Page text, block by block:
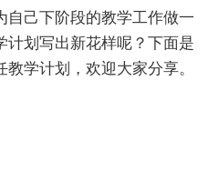
自己下阶段的教学工作做一
计划写出新花样呢？下面是
学计划，欢迎大家分享。